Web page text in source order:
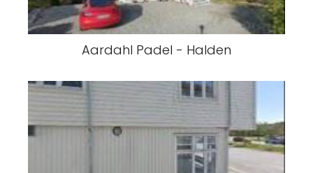
Aardahl Padel - Halden